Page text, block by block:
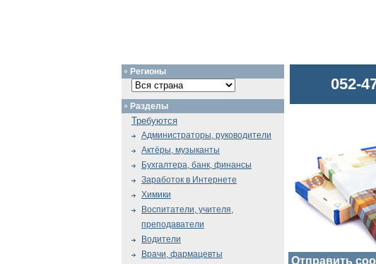
Отправить
Регионы
Разделы
Требуются
Администраторы, руководители
Актёры, музыканты
Бухгалтера, банк, финансы
Заработок в Интернете
Химики
Воспитатели, учителя,
преподаватели
Водители
Врачи, фармацевты